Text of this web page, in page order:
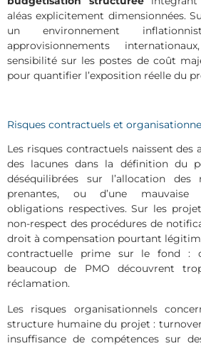
aléas explicitement dimensionnées.
un environnement
approvisionnements
sensibilité sur les postes de coût
pour quantifier l’exposition réelle du
Risques contractuels et
Les risques contractuels naissent
des lacunes dans la définition du
déséquilibrées sur l’allocation
prenantes, ou d’une mauvaise
obligations respectives. Sur les
non-respect des procédures de
droit à compensation pourtant
contractuelle prime sur le fond :
beaucoup de PMO découvrent
réclamation.
Les risques organisationnels
structure humaine du projet :
insuffisance de compétences sur